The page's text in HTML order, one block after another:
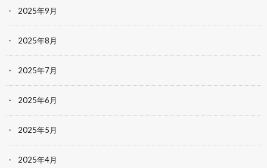
2025年9月
2025年8月
2025年7月
2025年6月
2025年5月
2025年4月